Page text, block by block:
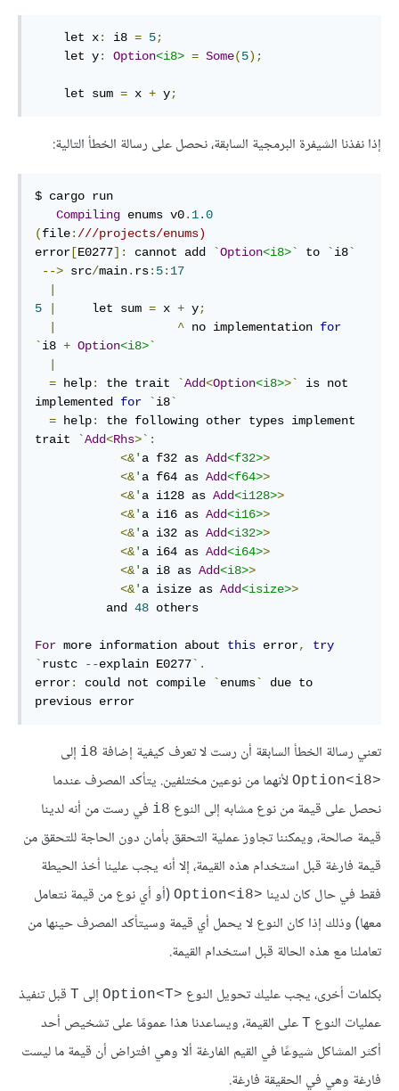
    let x
: i8 = 5;
    let y
: Option<i8> = Some(5);
    let sum
= x + y;
إذا نفذنا الشيفرة البرمجية السابقة، نحصل على رسالة الخطأ التالية:
$ cargo run
Compiling enums v0. 1.0
(file: ///projects/enums)
error [E0277]: cannot add `Option<i8>` to `i8`
--> src/main. rs: 5: 17
5
     let sum
= x + y;
^ no implementation for
`i8 + Option<i8>`
= help: the trait `Add<Option<i8>>`
is not
implemented for `i8`
= help:
the following other types implement
trait
`Add<Rhs>`:
<&' a f32 as Add<f32>>
<&' a f64 as Add<f64>>
<&' a i128 as Add<i128>>
<&' a i16 as Add<i16>>
<&' a i32 as Add<i32>>
<&' a i64 as Add<i64>>
<&' a i8 as Add<i8>>
<&' a isize as Add<isize>>
          and
48 others
For more information about this error,
try
`rustc --explain E0277`.
error: could not compile `enums`
due to
previous error
تعني رسالة الخطأ السابقة أن رست لا تعرف كيفية إضافة i8 إلى
Option<i8>‎ لأنهما من نوعين مختلفين. يتأكد المصرف عندما
نحصل على قيمة من نوع مشابه إلى النوع i8 في رست من أنه لدينا
قيمة صالحة، ويمكننا تجاوز عملية التحقق بأمان دون الحاجة للتحقق من
قيمة فارغة قبل استخدام هذه القيمة، إلا أنه يجب علينا أخذ الحيطة
فقط في حال كان لدينا Option<i8>‎ (أو أي نوع من قيمة نتعامل
معها) وذلك إذا كان النوع لا يحمل أي قيمة وسيتأكد المصرف حينها من
تعاملنا مع هذه الحالة قبل استخدام القيمة.
بكلمات أخرى، يجب عليك تحويل النوع Option<T>‎ إلى T قبل تنفيذ
عمليات النوع T على القيمة، ويساعدنا هذا عمومًا على تشخيص أحد
أكثر المشاكل شيوعًا في القيم الفارغة ألا وهي افتراض أن قيمة ما ليست
فارغة وهي في الحقيقة فارغة.